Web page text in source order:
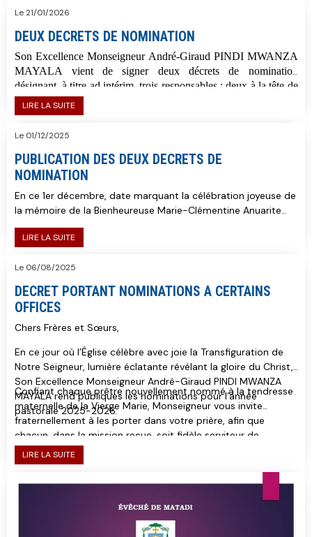
fécond et une formation fructueuse, nous invitons tous les fidèles
de la Très Sainte Vierge Marie, le Seigneur les accompagne et les
fortifie dans l'accomplissement de la mission qui leur est confiée.
Le 21/01/2026
DEUX DECRETS DE NOMINATION
Son Excellence Monseigneur André-Giraud PINDI MWANZA
MAYALA vient de signer deux décrets de nomination
désignant, à titre ad intérim, trois responsables : deux à la tête de
la Caritas-Développement et un à la direction de l’École
DiocésaineEspérance
LIRE LA SUITE
Le 01/12/2025
PUBLICATION DES DEUX DECRETS DE
NOMINATION
En ce 1er décembre, date marquant la célébration joyeuse de
la mémoire de la Bienheureuse Marie-Clémentine Anuarite
Nengapeta, Son Excellence Mgr André-Giraud PINDI, évêque
de Matadi, a procédé à la signature de deux décrets de
diocèse.
Voici leur teneur :
LIRE LA SUITE
Le 06/08/2025
DECRET PORTANT NOMINATIONS A CERTAINS
OFFICES
Chers Frères et Sœurs,
En ce jour où l’Église célèbre avec joie la Transfiguration de
Notre Seigneur, lumière éclatante révélant la gloire du Christ,
Son Excellence Monseigneur André-Giraud PINDI MWANZA
MAYALA rend publiques les nominations pour l’année
pastorale 2025-2026.
Confiant chaque prêtre nouvellement nommé à la tendresse
maternelle de la Vierge Marie, Monseigneur vous invite
fraternellement à les porter dans votre prière, afin que
chacun, dans la mission reçue, soit fidèle serviteur de
l’Évangile et grand artisan de paix au cœur de
nos communautés.
LIRE LA SUITE